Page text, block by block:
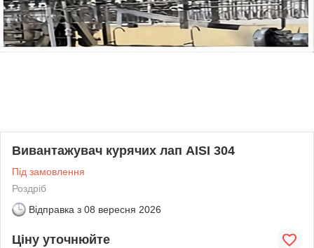
Вивантажувач курячих лап AISI 304
Під замовлення
Роздріб
Відправка з 08 вересня 2026
Ціну уточнюйте